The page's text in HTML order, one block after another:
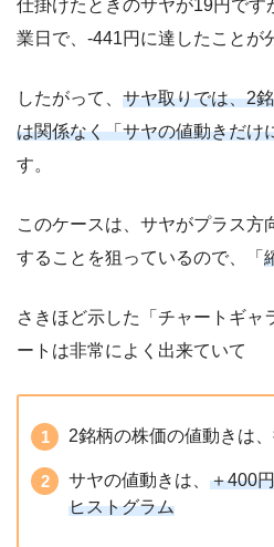
仕掛けたときのサヤが19円です
業日で、-441円に達したことが
したがって、 サヤ取りでは、2
は関係なく「サヤの値動きだけ
す。
このケースは、サヤがプラス方
することを狙っているので、「
さきほど示した「チャートギャ
ートは非常によく出来ていて
2銘柄の株価の値動きは
サヤの値動きは、＋400
ヒストグラム